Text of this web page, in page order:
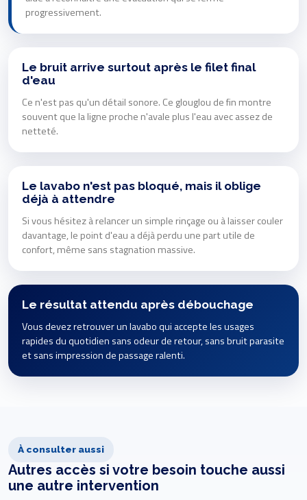
progressivement.
Le bruit arrive surtout après le filet final
d'eau
Ce n'est pas qu'un détail sonore. Ce glouglou de fin montre
souvent que la ligne proche n'avale plus l'eau avec assez de
netteté.
Le lavabo n'est pas bloqué, mais il oblige
déjà à attendre
Si vous hésitez à relancer un simple rinçage ou à laisser couler
davantage, le point d'eau a déjà perdu une part utile de
confort, même sans stagnation massive.
Le résultat attendu après débouchage
Vous devez retrouver un lavabo qui accepte les usages
rapides du quotidien sans odeur de retour, sans bruit parasite
et sans impression de passage ralenti.
À consulter aussi
Autres accès si votre besoin touche aussi
une autre intervention